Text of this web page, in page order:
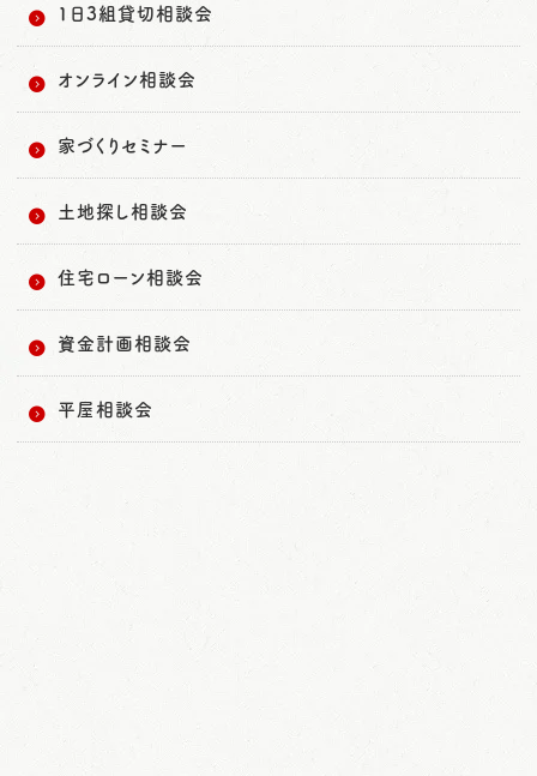
1日3組貸切相談会
オンライン相談会
家づくりセミナー
土地探し相談会
住宅ローン相談会
資金計画相談会
平屋相談会